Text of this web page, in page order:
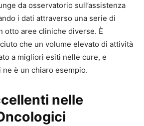
da osservatorio sull’assistenza
i dati attraverso una serie di
otto aree cliniche diverse. È
che un volume elevato di attività
a migliori esiti nelle cure, e
ne è un chiaro esempio.
nelle